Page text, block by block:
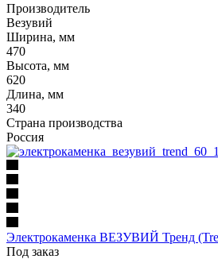
Производитель
Везувий
Ширина, мм
470
Высота, мм
620
Длина, мм
340
Страна производства
Россия
Электрокаменка ВЕЗУВИЙ Тренд
Под заказ